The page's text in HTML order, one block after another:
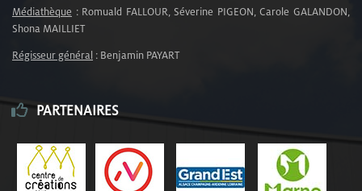
Médiathèque : Romuald FALLOUR, Séverine PIGEON, Carole GALANDON,
Shona MAILLIET
Régisseur général : Benjamin PAYART
PARTENAIRES